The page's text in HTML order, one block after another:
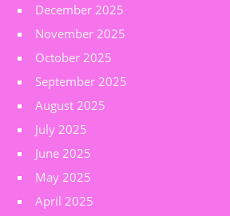
December 2025
November 2025
October 2025
September 2025
August 2025
July 2025
June 2025
May 2025
April 2025